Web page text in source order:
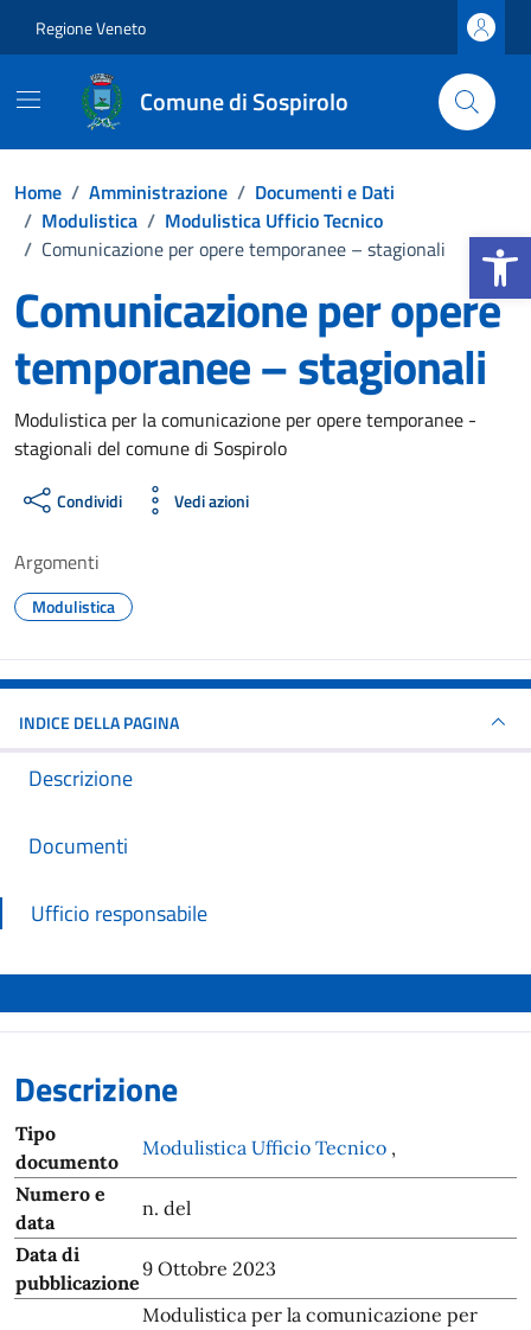
Apri la
Regione Veneto
Comune di Sospirolo
Home / Amministrazione / Documenti e Dati
/ Modulistica / Modulistica Ufficio Tecnico
/ Comunicazione per opere temporanee – stagionali
Comunicazione per opere
temporanee – stagionali
Dettagli del documento
Modulistica per la comunicazione per opere temporanee -
stagionali del comune di Sospirolo
Condividi Vedi azioni
Argomenti
Modulistica
INDICE DELLA PAGINA
Descrizione
Documenti
Ufficio responsabile
Descrizione
Tipo
documento
Modulistica Ufficio Tecnico ,
Numero e
data
n. del
Data di
pubblicazione
9 Ottobre 2023
Modulistica per la comunicazione per